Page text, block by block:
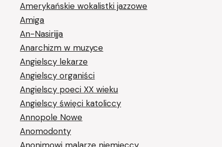
Amerykańskie wokalistki jazzowe
Amiga
An-Nasirijja
Anarchizm w muzyce
Angielscy lekarze
Angielscy organiści
Angielscy poeci XX wieku
Angielscy święci katoliccy
Annopole Nowe
Anomodonty